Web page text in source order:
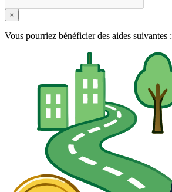
×
Vous pourriez bénéficier des aides suivantes :